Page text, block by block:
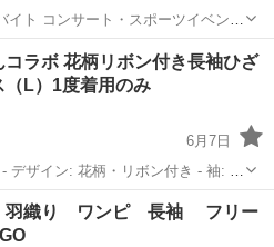
イト コンサート・スポーツイベン
事現場周辺で警備・交通誘導をして
ろん、未経験者の方も積極的に採用
ル...
コラボ 花柄リボン付き長袖ひざ
（L）1度着用のみ
6月7日
デザイン: 花柄・リボン付き - 袖: 長
サイズ：Lサイズ - 状態：リボンベ
通しあり 後ろゴ...
ンピース
羽織り ワンピ 長袖 フリー